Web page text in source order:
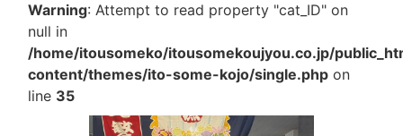
Warning: Attempt to read property "cat_ID" on
null in
/home/itousomeko/itousomekoujyou.co.jp/
content/themes/ito-some-kojo/single.php on
line 35